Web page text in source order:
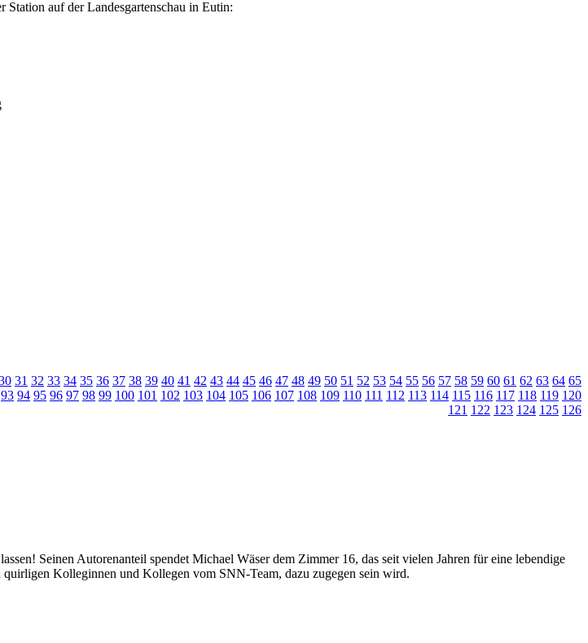
auf der Landesgartenschau in Eutin:
31 32 33 34 35 36 37 38 39 40 41 42 43 44 45 46 47 48 49 50 51 52 53 54 55 56 57 58 59 60 61 62 63 64 65
93 94 95 96 97 98 99 100 101 102 103 104 105 106 107 108 109 110 111 112 113 114 115 116 117 118 119 120
121 122 123 124 125 126
Seinen Autorenanteil spendet Michael Wäser dem Zimmer 16, das seit vielen Jahren für eine lebendige
Kolleginnen und Kollegen vom SNN-Team, dazu zugegen sein wird.